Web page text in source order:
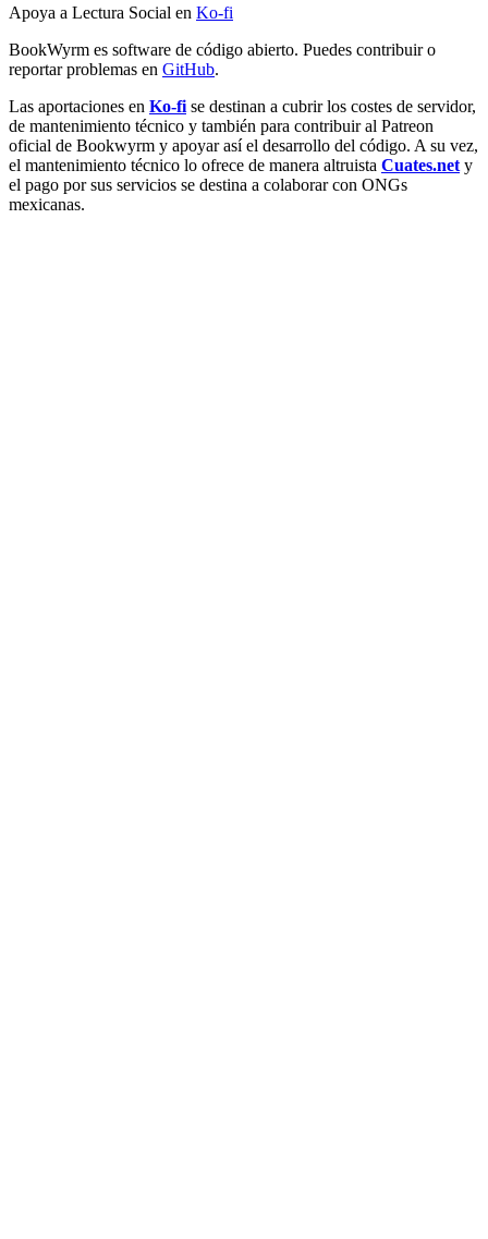
Apoya a Lectura Social en Ko-fi
BookWyrm es software de código abierto. Puedes contribuir o
reportar problemas en GitHub.
Las aportaciones en Ko-fi se destinan a cubrir los costes de servidor,
de mantenimiento técnico y también para contribuir al Patreon
oficial de Bookwyrm y apoyar así el desarrollo del código. A su vez,
el mantenimiento técnico lo ofrece de manera altruista Cuates.net y
el pago por sus servicios se destina a colaborar con ONGs
mexicanas.